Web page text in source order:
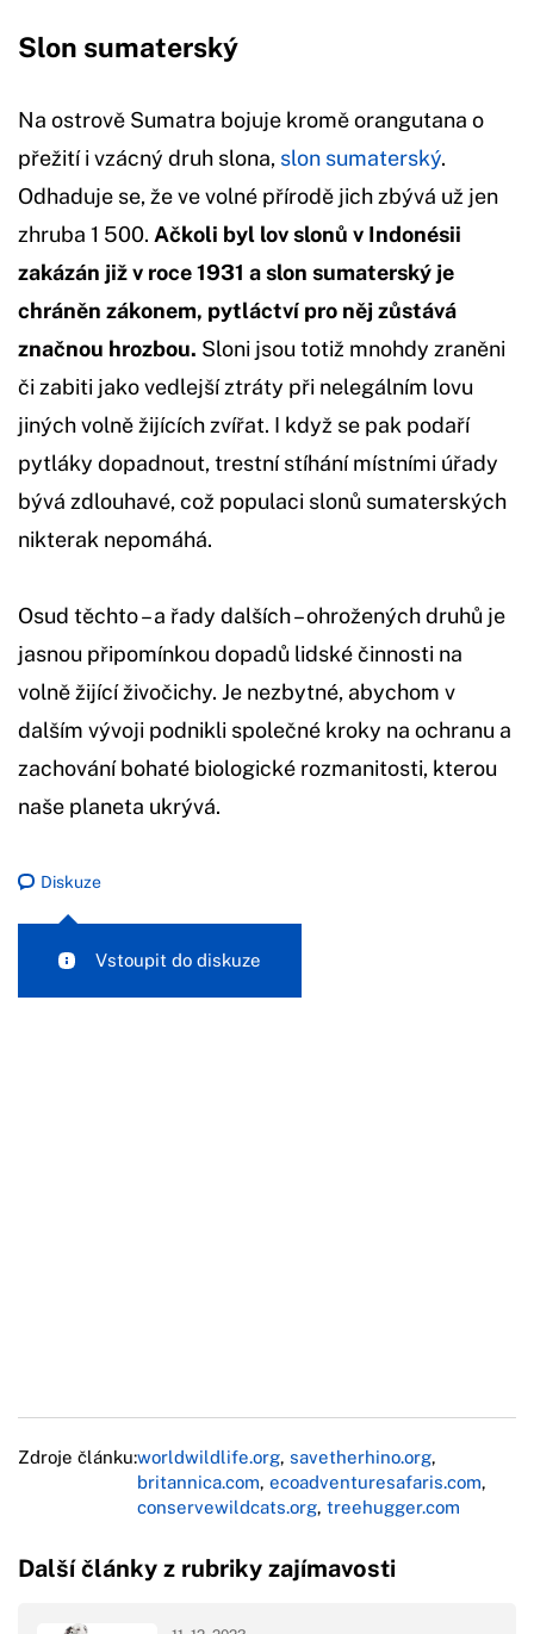
Slon sumaterský
Na ostrově Sumatra bojuje kromě orangutana o
přežití i vzácný druh slona, slon sumaterský.
Odhaduje se, že ve volné přírodě jich zbývá už jen
zhruba 1 500. Ačkoli byl lov slonů v Indonésii
zakázán již v roce 1931 a slon sumaterský je
chráněn zákonem, pytláctví pro něj zůstává
značnou hrozbou. Sloni jsou totiž mnohdy zraněni
či zabiti jako vedlejší ztráty při nelegálním lovu
jiných volně žijících zvířat. I když se pak podaří
pytláky dopadnout, trestní stíhání místními úřady
bývá zdlouhavé, což populaci slonů sumaterských
nikterak nepomáhá.
Osud těchto – a řady dalších – ohrožených druhů je
jasnou připomínkou dopadů lidské činnosti na
volně žijící živočichy. Je nezbytné, abychom v
dalším vývoji podnikli společné kroky na ochranu a
zachování bohaté biologické rozmanitosti, kterou
naše planeta ukrývá.
Diskuze
Vstoupit do diskuze
Zdroje článku:worldwildlife.org, savetherhino.org,
britannica.com, ecoadventuresafaris.com,
conservewildcats.org, treehugger.com
Další články z rubriky zajímavosti